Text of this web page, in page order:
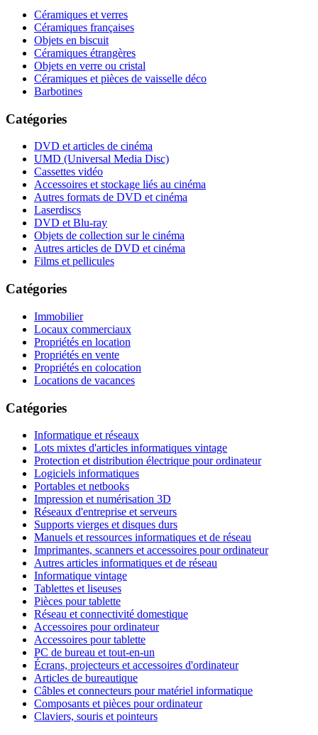
Céramiques et verres
Céramiques françaises
Objets en biscuit
Céramiques étrangères
Objets en verre ou cristal
Céramiques et pièces de vaisselle déco
Barbotines
Catégories
DVD et articles de cinéma
UMD (Universal Media Disc)
Cassettes vidéo
Accessoires et stockage liés au cinéma
Autres formats de DVD et cinéma
Laserdiscs
DVD et Blu-ray
Objets de collection sur le cinéma
Autres articles de DVD et cinéma
Films et pellicules
Catégories
Immobilier
Locaux commerciaux
Propriétés en location
Propriétés en vente
Propriétés en colocation
Locations de vacances
Catégories
Informatique et réseaux
Lots mixtes d'articles informatiques vintage
Protection et distribution électrique pour ordinateur
Logiciels informatiques
Portables et netbooks
Impression et numérisation 3D
Réseaux d'entreprise et serveurs
Supports vierges et disques durs
Manuels et ressources informatiques et de réseau
Imprimantes, scanners et accessoires pour ordinateur
Autres articles informatiques et de réseau
Informatique vintage
Tablettes et liseuses
Pièces pour tablette
Réseau et connectivité domestique
Accessoires pour ordinateur
Accessoires pour tablette
PC de bureau et tout-en-un
Écrans, projecteurs et accessoires d'ordinateur
Articles de bureautique
Câbles et connecteurs pour matériel informatique
Composants et pièces pour ordinateur
Claviers, souris et pointeurs